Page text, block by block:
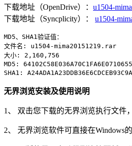
下载地址（OpenDrive）： u1504-
下载地址（Syncplicity）： u1504-
MD5、SHA1验证值：
文件名: u1504-mima20151219.rar
大小: 2,160,756
MD5:
SHA1:
无界浏览安装及使用说明
1、 双击您下载的无界浏览执行文件
2、 无界浏览软件可直接在Windows